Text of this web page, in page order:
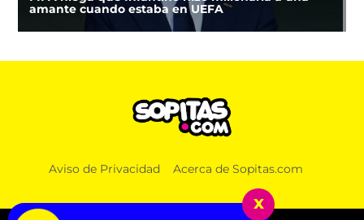
amante cuando estaba en UEFA
Aviso de Privacidad Acerca de Sopitas.com
x